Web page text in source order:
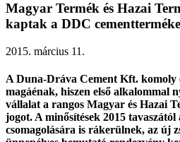
Magyar Termék és Hazai
kaptak a DDC
2015. március 11.
A Duna-Dráva Cement Kft. komoly
magáénak, hiszen első alkalommal
vállalat a rangos Magyar és Hazai
jogot. A minősítések 2015
csomagolására is rákerülnek, az új